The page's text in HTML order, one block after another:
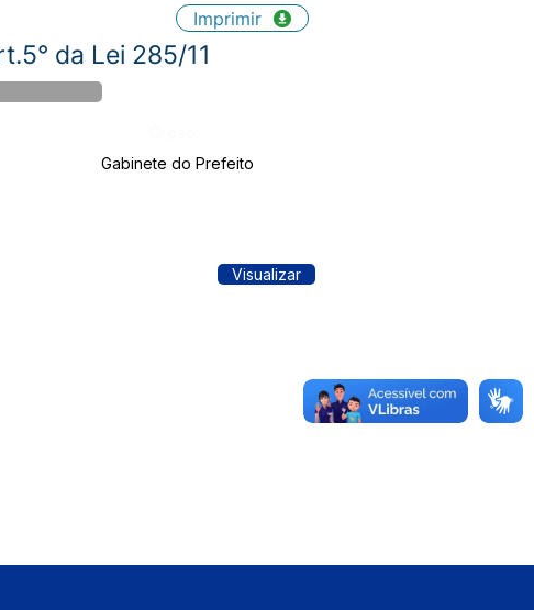
Imprimir
da Lei 285/11
Gabinete do Prefeito
Visualizar